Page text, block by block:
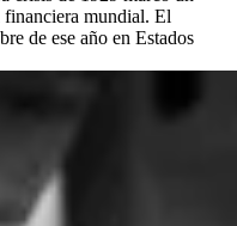
financiera mundial. El
de ese año en Estados